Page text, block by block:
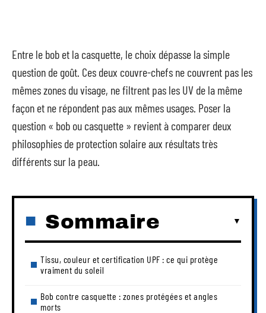
Entre le bob et la casquette, le choix dépasse la simple
question de goût. Ces deux couvre-chefs ne couvrent pas les
mêmes zones du visage, ne filtrent pas les UV de la même
façon et ne répondent pas aux mêmes usages. Poser la
question « bob ou casquette » revient à comparer deux
philosophies de protection solaire aux résultats très
différents sur la peau.
Sommaire
Tissu, couleur et certification UPF : ce qui protège
vraiment du soleil
Bob contre casquette : zones protégées et angles
morts